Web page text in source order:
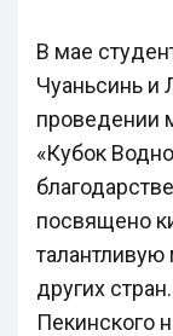
В мае
Чуаньсинь и
проведении
«Кубок
посвящено
других
Пекинского